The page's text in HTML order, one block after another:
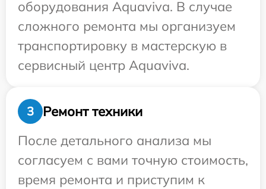
оборудования Aquaviva. В случае
сложного ремонта мы организуем
транспортировку в мастерскую в
сервисный центр Aquaviva.
3
Ремонт техники
После детального анализа мы
согласуем с вами точную стоимость,
время ремонта и приступим к